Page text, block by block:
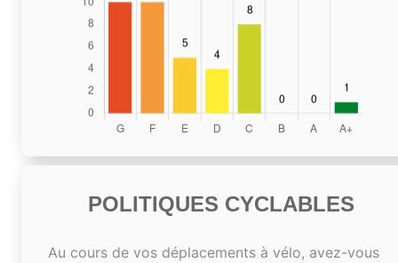
POLITIQUES CYCLABLES
Au cours de vos déplacements à vélo, avez-vous